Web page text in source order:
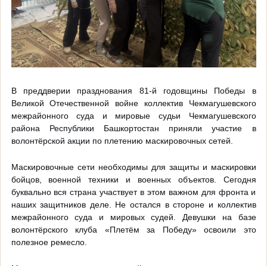
В преддверии празднования 81-й годовщины Победы в
Великой Отечественной войне коллектив Чекмагушевского
межрайонного суда и мировые судьи Чекмагушевского
района Республики Башкортостан приняли участие в
волонтёрской акции по плетению маскировочных сетей.
Маскировочные сети необходимы для защиты и маскировки
бойцов, военной техники и военных объектов. Сегодня
буквально вся страна участвует в этом важном для фронта и
наших защитников деле. Не остался в стороне и коллектив
межрайонного суда и мировых судей. Девушки на базе
волонтёрского клуба «Плетём за Победу» освоили это
полезное ремесло.